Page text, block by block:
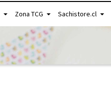
Zona TCG Sachistore.cl